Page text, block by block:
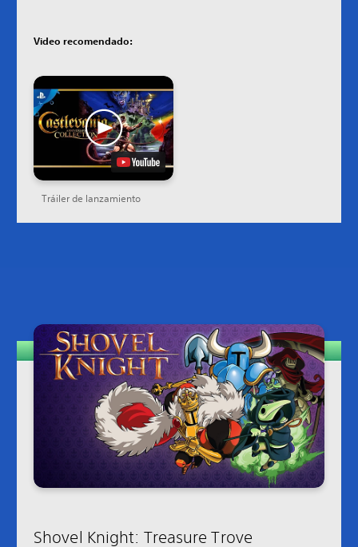
Video recomendado:
Tráiler de lanzamiento
Shovel Knight: Treasure Trove